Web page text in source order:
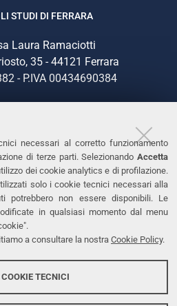
necessari al corretto funzionamento
di terze parti. Selezionando Accetta
dei cookie analytics e di profilazione.
solo i cookie tecnici necessari alla
potrebbero non essere disponibili. Le
in qualsiasi momento dal menu
a consultare la nostra Cookie Policy.
TECNICI
STUDI DI FERRARA
Laura Ramaciotti
35 - 44121 Ferrara
- P.IVA 00434690384
accessibilità